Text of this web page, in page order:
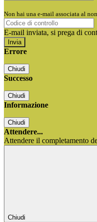
Non hai una e-mail associata al
E-mail inviata, si prega di
Errore
Chiudi
Successo
Chiudi
Informazione
Chiudi
Attendere...
Attendere il completamento
Chiudi